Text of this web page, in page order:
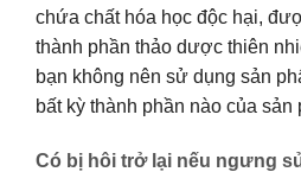
chứa chất hóa học độc hại,
thành phần thảo dược thiên
bạn không nên sử dụng sản
bất kỳ thành phần nào của sản
Có bị hôi trở lại nếu ngưng